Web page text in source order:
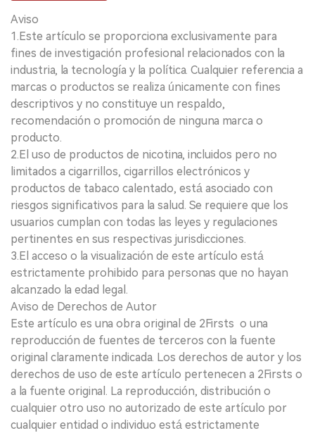
Aviso
1.Este artículo se proporciona exclusivamente para
fines de investigación profesional relacionados con la
industria, la tecnología y la política. Cualquier referencia a
marcas o productos se realiza únicamente con fines
descriptivos y no constituye un respaldo,
recomendación o promoción de ninguna marca o
producto.
2.El uso de productos de nicotina, incluidos pero no
limitados a cigarrillos, cigarrillos electrónicos y
productos de tabaco calentado, está asociado con
riesgos significativos para la salud. Se requiere que los
usuarios cumplan con todas las leyes y regulaciones
pertinentes en sus respectivas jurisdicciones.
3.El acceso o la visualización de este artículo está
estrictamente prohibido para personas que no hayan
alcanzado la edad legal.
Aviso de Derechos de Autor
Este artículo es una obra original de 2Firsts o una
reproducción de fuentes de terceros con la fuente
original claramente indicada. Los derechos de autor y los
derechos de uso de este artículo pertenecen a 2Firsts o
a la fuente original. La reproducción, distribución o
cualquier otro uso no autorizado de este artículo por
cualquier entidad o individuo está estrictamente